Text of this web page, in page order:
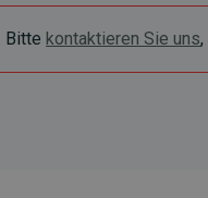
Bitte kontaktieren Sie uns